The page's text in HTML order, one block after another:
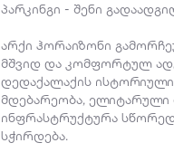
პარკინგი - შენი
არქი ჰორაიზონი
მშვიდ და კომფორტულ
დედაქალაქის
მდებარეობა, ელიტარული
ინფრასტრუქტურა
სჭირდება.